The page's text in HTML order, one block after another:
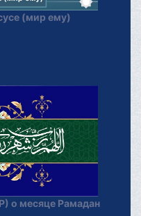
(мир ему)
о месяце Рамадан